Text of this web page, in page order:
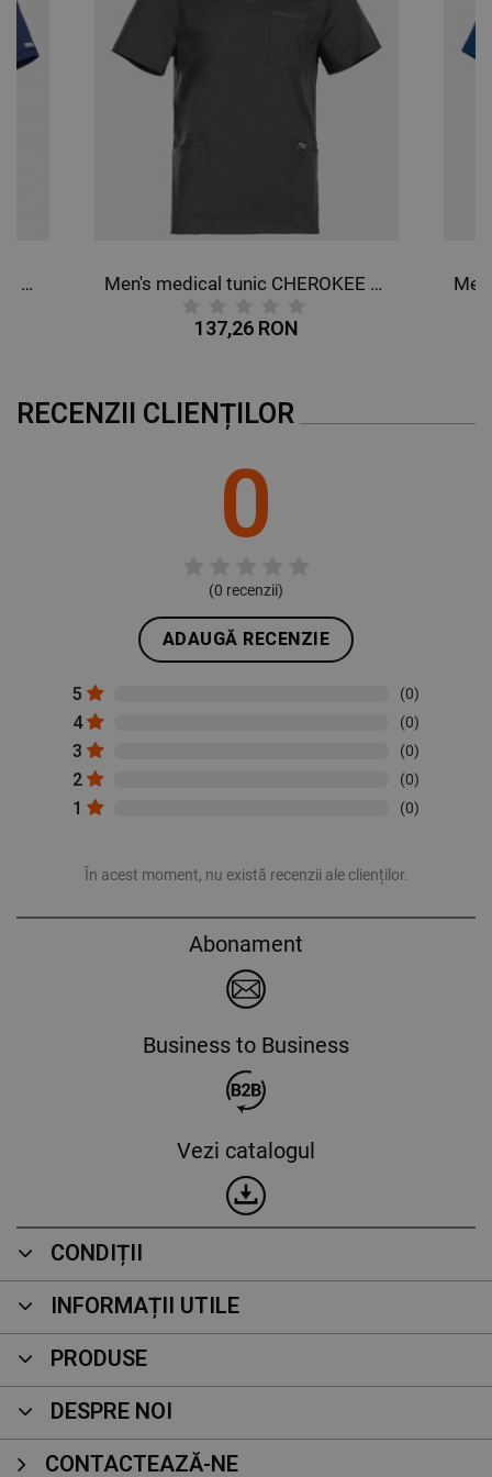
Men's medical tunic CHEROKEE V-NECK DARK BLULE WWE603. Men's medical tunic CHEROKEE V-NECK GREY WWE670.
137,26 RON
RECENZII CLIENȚILOR
0
(0 recenzii)
ADAUGĂ RECENZIE
5 (0)
4 (0)
3 (0)
2 (0)
1 (0)
În acest moment, nu există recenzii ale clienților.
Abonament
Business to Business
Vezi catalogul
CONDIȚII
INFORMAȚII UTILE
PRODUSE
DESPRE NOI
CONTACTEAZĂ-NE